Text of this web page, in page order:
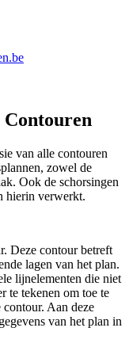
van alle contouren
zowel de
Ook de schorsingen
hierin verwerkt.
Deze contour betreft
lagen van het plan.
lijnelementen die niet
te tekenen om toe te
Aan deze
van het plan in